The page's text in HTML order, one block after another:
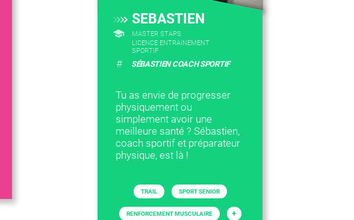
SEBASTIEN
MASTER STAPS
LICENCE ENTRAINEMENT
SPORTIF
# SÉBASTIEN COACH SPORTIF
Tu as envie de progresser
physiquement ou
simplement avoir une
meilleure santé ? Sébastien,
coach sportif et préparateur
physique, est là !
TRAIL SPORT SENIOR
RENFORCEMENT MUSCULAIRE +